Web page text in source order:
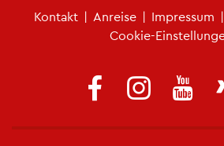
Kon­takt | An­rei­se | Im­pres­sum |
Coo­kie-